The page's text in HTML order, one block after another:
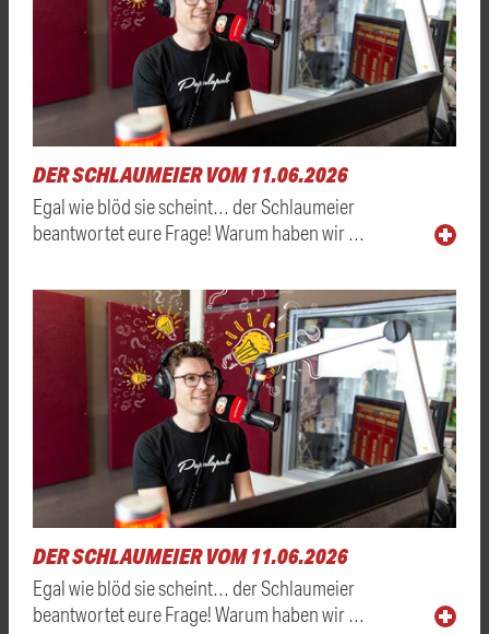
DER SCHLAUMEIER VOM 11.06.2026
Egal wie blöd sie scheint… der Schlaumeier
beantwortet eure Frage! Warum haben wir …
DER SCHLAUMEIER VOM 11.06.2026
Egal wie blöd sie scheint… der Schlaumeier
beantwortet eure Frage! Warum haben wir …